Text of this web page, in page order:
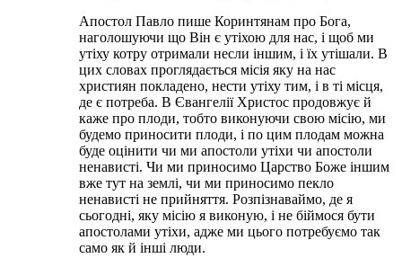
Апостол Павло пише Коринтянам про Бога,
наголошуючи що Він є утіхою для нас, і щоб ми
утіху котру отримали несли іншим, і їх утішали. В
цих словах проглядається місія яку на нас
християн покладено, нести утіху тим, і в ті місця,
де є потреба. В Євангелії Христос продовжує й
каже про плоди, тобто виконуючи свою місію, ми
будемо приносити плоди, і по цим плодам можна
буде оцінити чи ми апостоли утіхи чи апостоли
ненависті. Чи ми приносимо Царство Боже іншим
вже тут на землі, чи ми приносимо пекло
ненависті не прийняття. Розпізнаваймо, де я
сьогодні, яку місію я виконую, і не біймося бути
апостолами утіхи, адже ми цього потребуємо так
само як й інші люди.